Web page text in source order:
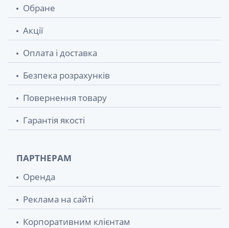
Обране
Акції
Оплата і доставка
Безпека розрахунків
Повернення товару
Гарантія якості
ПАРТНЕРАМ
Оренда
Реклама на сайті
Корпоративним клієнтам